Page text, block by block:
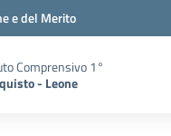
e del Merito
Comprensivo 1°
- Leone